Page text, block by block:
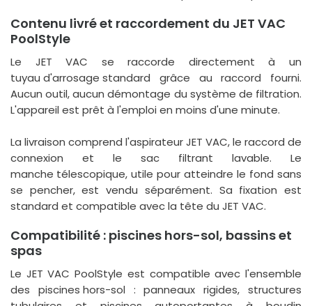
Contenu livré et raccordement du JET VAC
PoolStyle
Le JET VAC se raccorde directement à un
tuyau d'arrosage standard grâce au raccord fourni.
Aucun outil, aucun démontage du système de filtration.
L'appareil est prêt à l'emploi en moins d'une minute.
La livraison comprend l'aspirateur JET VAC, le raccord de
connexion et le sac filtrant lavable. Le
manche télescopique, utile pour atteindre le fond sans
se pencher, est vendu séparément. Sa fixation est
standard et compatible avec la tête du JET VAC.
Compatibilité : piscines hors-sol, bassins et
spas
Le JET VAC PoolStyle est compatible avec l'ensemble
des piscines hors-sol : panneaux rigides, structures